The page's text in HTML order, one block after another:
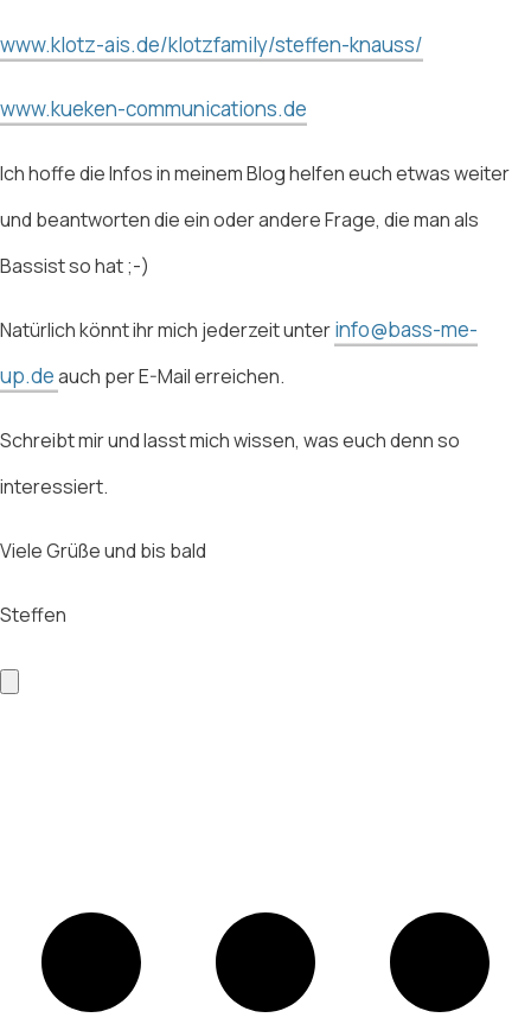
www.klotz-ais.de/klotzfamily/steffen-knauss/
www.kueken-communications.de
Ich hoffe die Infos in meinem Blog helfen euch etwas weiter
und beantworten die ein oder andere Frage, die man als
Bassist so hat ;-)
Natürlich könnt ihr mich jederzeit unterinfo@bass-me-
up.deauch per E-Mail erreichen.
Schreibt mir und lasst mich wissen, was euch denn so
interessiert.
Viele Grüße und bis bald
Steffen